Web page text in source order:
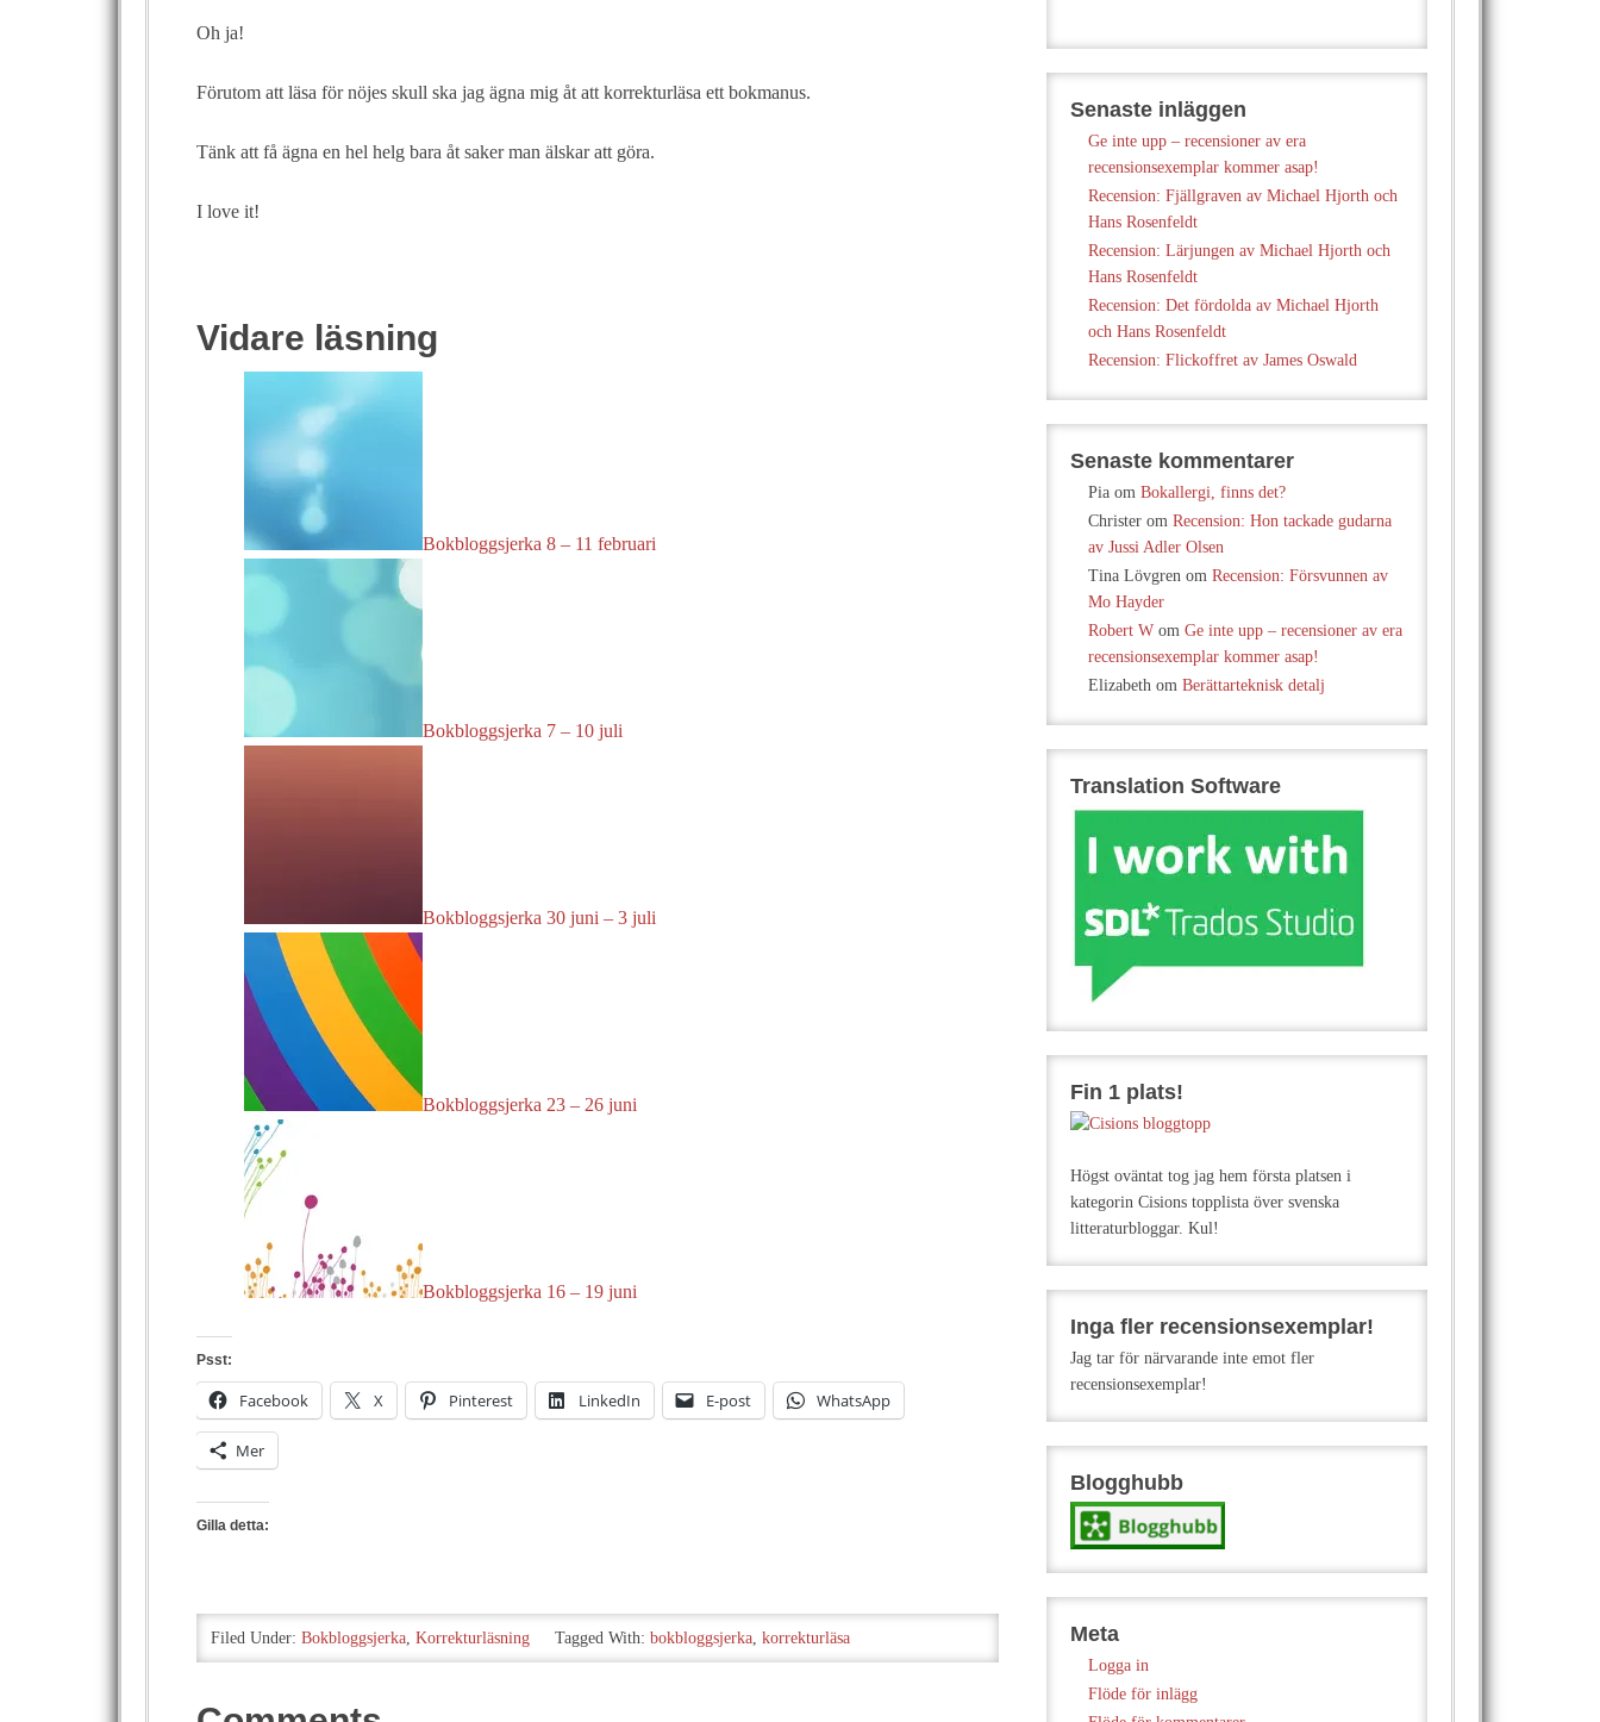
Oh ja!
Förutom att läsa för nöjes skull ska jag ägna mig åt att korrekturläsa ett bokmanus.
Tänk att få ägna en hel helg bara åt saker man älskar att göra.
I love it!
Vidare läsning
Bokbloggsjerka 8 – 11 februari
Bokbloggsjerka 7 – 10 juli
Bokbloggsjerka 30 juni – 3 juli
Bokbloggsjerka 23 – 26 juni
Bokbloggsjerka 16 – 19 juni
Psst:
Facebook X Pinterest LinkedIn E-post WhatsApp
Mer
Gilla detta:
Filed Under: Bokbloggsjerka, Korrekturläsning Tagged With: bokbloggsjerka, korrekturläsa
Senaste inläggen
Ge inte upp – recensioner av era
recensionsexemplar kommer asap!
Recension: Fjällgraven av Michael Hjorth och
Hans Rosenfeldt
Recension: Lärjungen av Michael Hjorth och
Hans Rosenfeldt
Recension: Det fördolda av Michael Hjorth
och Hans Rosenfeldt
Recension: Flickoffret av James Oswald
Senaste kommentarer
Pia om Bokallergi, finns det?
Christer om Recension: Hon tackade gudarna
av Jussi Adler Olsen
Tina Lövgren om Recension: Försvunnen av
Mo Hayder
Robert W om Ge inte upp – recensioner av era
recensionsexemplar kommer asap!
Elizabeth om Berättarteknisk detalj
Translation Software
Fin 1 plats!
Högst oväntat tog jag hem första platsen i
kategorin Cisions topplista över svenska
litteraturbloggar. Kul!
Inga fler recensionsexemplar!
Jag tar för närvarande inte emot fler
recensionsexemplar!
Blogghubb
Meta
Logga in
Flöde för inlägg